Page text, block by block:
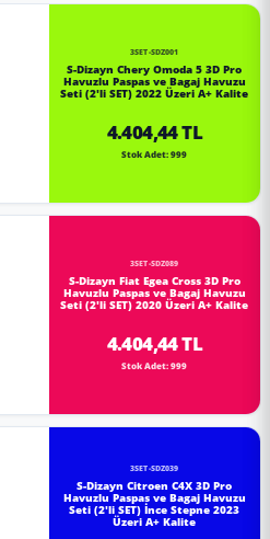
3SET-SDZ001
S-Dizayn Chery Omoda 5 3D Pro
Havuzlu Paspas ve Bagaj Havuzu
Seti (2'li SET) 2022 Üzeri A+ Kalite
4.404,44 TL
Stok Adet: 999
3SET-SDZ089
S-Dizayn Fiat Egea Cross 3D Pro
Havuzlu Paspas ve Bagaj Havuzu
Seti (2'li SET) 2020 Üzeri A+ Kalite
4.404,44 TL
Stok Adet: 999
3SET-SDZ039
S-Dizayn Citroen C4X 3D Pro
Havuzlu Paspas ve Bagaj Havuzu
Seti (2'li SET) İnce Stepne 2023
Üzeri A+ Kalite